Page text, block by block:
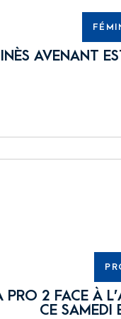
INÈS AVENANT
PRO 2 FACE À
CE SAMEDI